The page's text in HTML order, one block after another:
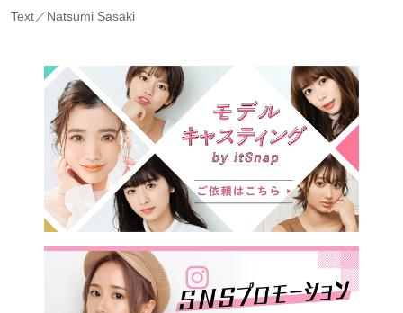
Text／Natsumi Sasaki